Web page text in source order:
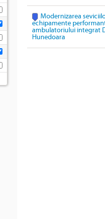
Modernizarea
echipamente
ambulatoriului integrat
Hunedoara